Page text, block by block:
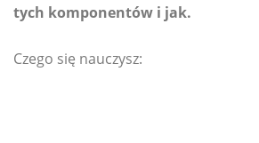
tych komponentów i jak.
Czego się nauczysz: